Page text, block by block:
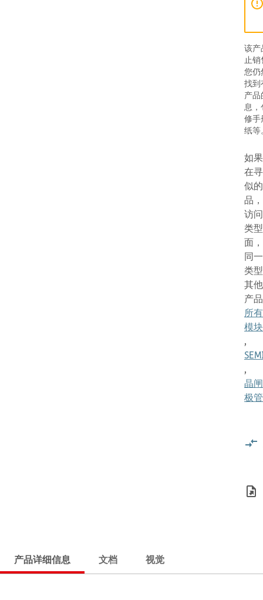
该产
止
您仍
找到
产品
息，
修手
纸等
如
在
似
品
访
类
面
同
类
其
产
所
模块
,
,
晶
极
产品详细信息 文档 视觉